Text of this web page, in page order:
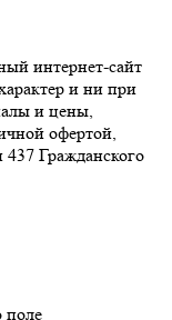
интернет-сайт
и ни при
и цены,
офертой,
Гражданского
поле